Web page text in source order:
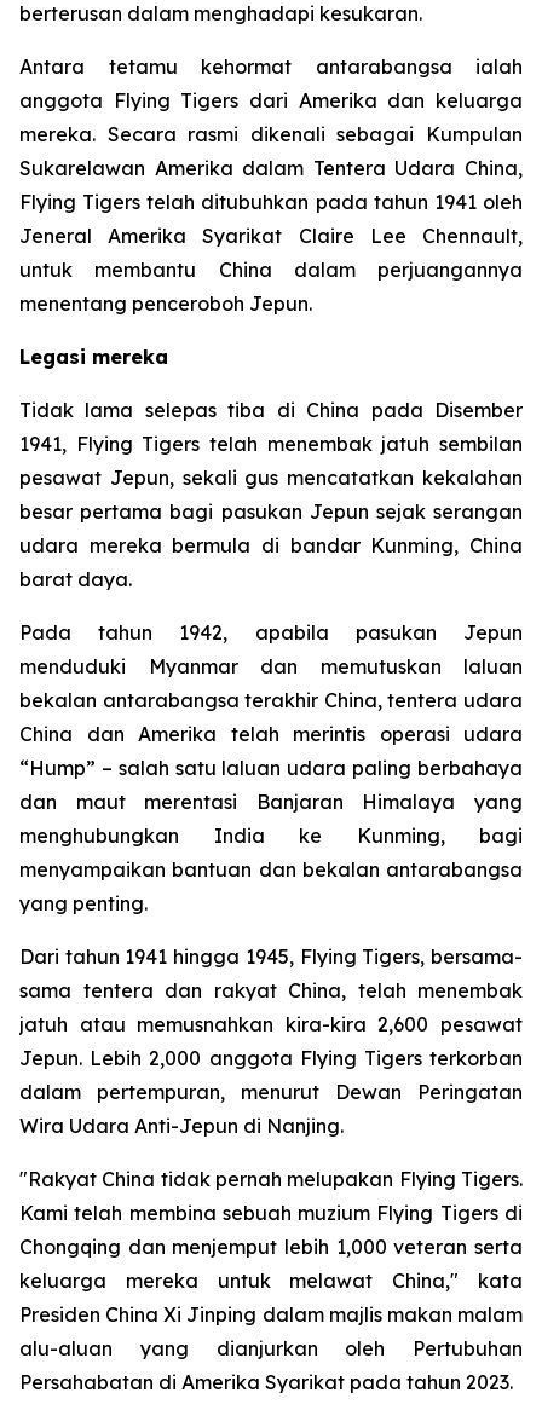
berterusan dalam menghadapi kesukaran.
Antara tetamu kehormat antarabangsa ialah
anggota Flying Tigers dari Amerika dan keluarga
mereka. Secara rasmi dikenali sebagai Kumpulan
Sukarelawan Amerika dalam Tentera Udara China,
Flying Tigers telah ditubuhkan pada tahun 1941 oleh
Jeneral Amerika Syarikat Claire Lee Chennault,
untuk membantu China dalam perjuangannya
menentang penceroboh Jepun.
Legasi mereka
Tidak lama selepas tiba di China pada Disember
1941, Flying Tigers telah menembak jatuh sembilan
pesawat Jepun, sekali gus mencatatkan kekalahan
besar pertama bagi pasukan Jepun sejak serangan
udara mereka bermula di bandar Kunming, China
barat daya.
Pada tahun 1942, apabila pasukan Jepun
menduduki Myanmar dan memutuskan laluan
bekalan antarabangsa terakhir China, tentera udara
China dan Amerika telah merintis operasi udara
“Hump” – salah satu laluan udara paling berbahaya
dan maut merentasi Banjaran Himalaya yang
menghubungkan India ke Kunming, bagi
menyampaikan bantuan dan bekalan antarabangsa
yang penting.
Dari tahun 1941 hingga 1945, Flying Tigers, bersama-
sama tentera dan rakyat China, telah menembak
jatuh atau memusnahkan kira-kira 2,600 pesawat
Jepun. Lebih 2,000 anggota Flying Tigers terkorban
dalam pertempuran, menurut Dewan Peringatan
Wira Udara Anti-Jepun di Nanjing.
"Rakyat China tidak pernah melupakan Flying Tigers.
Kami telah membina sebuah muzium Flying Tigers di
Chongqing dan menjemput lebih 1,000 veteran serta
keluarga mereka untuk melawat China," kata
Presiden China Xi Jinping dalam majlis makan malam
alu-aluan yang dianjurkan oleh Pertubuhan
Persahabatan di Amerika Syarikat pada tahun 2023.